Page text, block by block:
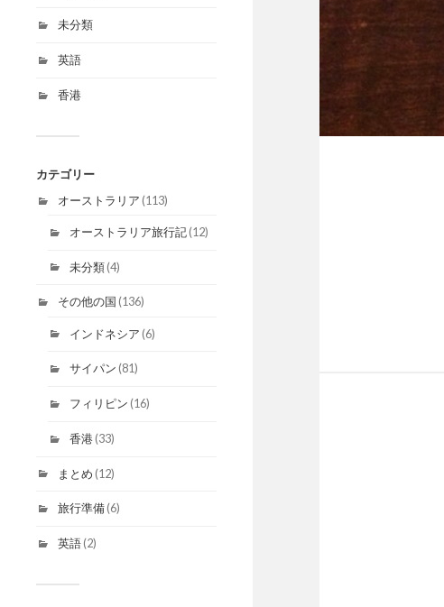
未分類
英語
香港
カテゴリー
オーストラリア (113)
オーストラリア旅行記(12)
未分類(4)
その他の国 (136)
インドネシア (6)
サイパン (81)
フィリピン (16)
香港(33)
まとめ (12)
旅行準備(6)
英語(2)